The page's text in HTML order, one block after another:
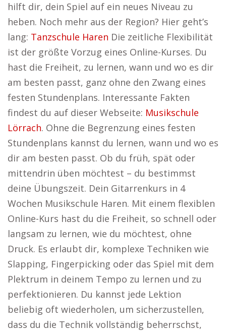
hilft dir, dein Spiel auf ein neues Niveau zu
heben. Noch mehr aus der Region? Hier geht’s
lang: Tanzschule Haren Die zeitliche Flexibilität
ist der größte Vorzug eines Online-Kurses. Du
hast die Freiheit, zu lernen, wann und wo es dir
am besten passt, ganz ohne den Zwang eines
festen Stundenplans. Interessante Fakten
findest du auf dieser Webseite: Musikschule
Lörrach. Ohne die Begrenzung eines festen
Stundenplans kannst du lernen, wann und wo es
dir am besten passt. Ob du früh, spät oder
mittendrin üben möchtest – du bestimmst
deine Übungszeit. Dein Gitarrenkurs in 4
Wochen Musikschule Haren. Mit einem flexiblen
Online-Kurs hast du die Freiheit, so schnell oder
langsam zu lernen, wie du möchtest, ohne
Druck. Es erlaubt dir, komplexe Techniken wie
Slapping, Fingerpicking oder das Spiel mit dem
Plektrum in deinem Tempo zu lernen und zu
perfektionieren. Du kannst jede Lektion
beliebig oft wiederholen, um sicherzustellen,
dass du die Technik vollständig beherrschst,